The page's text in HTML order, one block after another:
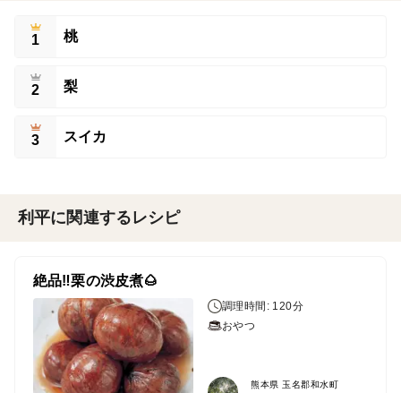
1 桃
2 梨
3 スイカ
利平に関連するレシピ
絶品‼️栗の渋皮煮🌰
調理時間: 120分
おやつ
熊本県 玉名郡和水町